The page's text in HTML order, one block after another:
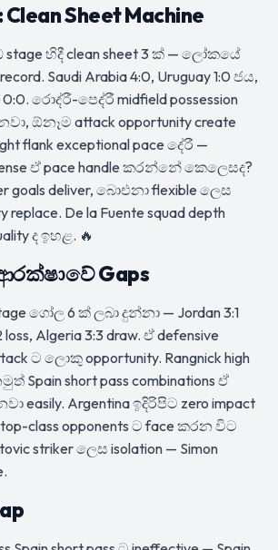
Sheet Machine
හිදී clean sheet 3 ක් — ලෝකයේ
Saudi Arabia 4:0, Uruguay 1:0 ජය,
රොද්රී-පෙද්රී midfield possession
ඕනෑම attack opportunity create
flank exceptional pace දේරී —
ඒ pace handle කරන්නේ කෙලෙසද?
goals deliver, බාෙඑනා flexible ලෙස
replace. De la Fuente squad depth
ද ඉහළ. 🔥
Gaps
ගෝල 6 ක් ලබා දුන්නා — Jordan 3:1
Algeria 3:3 draw. ඒ defensive
ට ලොකු opportunity. Rangnick high
Spain short pass combinations ඒ
easily. Argentina ඉදිරිපිට zero impact
class opponents ට face කරන විට
striker ලෙස isolation — Simon